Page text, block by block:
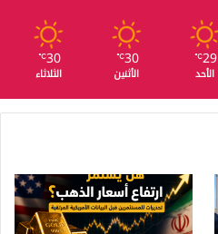
29
℃
الأحد
30
℃
الأثنين
30
℃
الثلاثاء